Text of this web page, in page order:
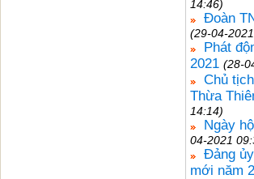
14:46)
Đoàn
(29-04-
Phát
2021 (28-
Chủ
Thừa
14:14)
Ngày
04-2021
Đảng
mới năm